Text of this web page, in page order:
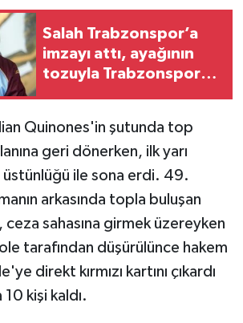
Salah Trabzonspor’a
imzayı attı, ayağının
tozuyla Trabzonspor
Quinones'in şutunda top
geri dönerken, ilk yarı
üstünlüğü ile sona erdi. 49.
arkasında topla buluşan
sahasına girmek üzereyken
tarafından düşürülünce hakem
direkt kırmızı kartını çıkardı
kişi kaldı.